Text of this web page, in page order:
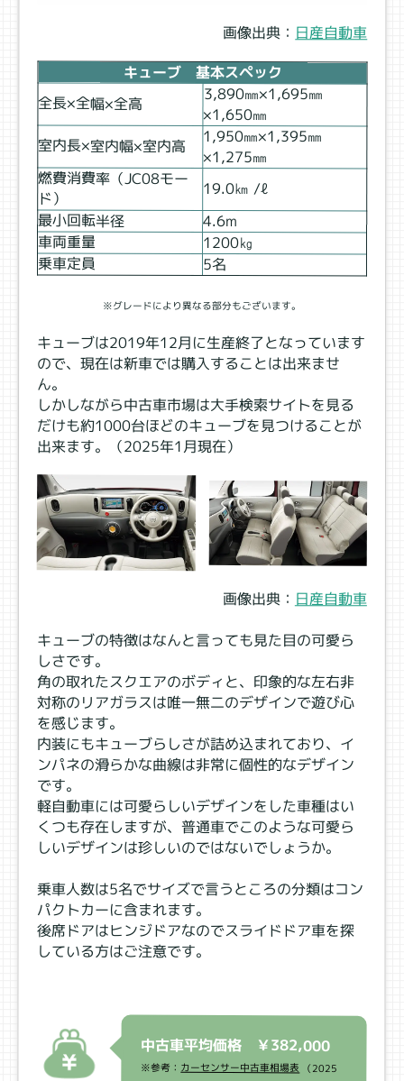
画像出典： 日産自動車
キューブ 基本スペック
全長×全幅×全高 3,890㎜×1,695㎜
×1,650㎜
室内長×室内幅×室内高 1,950㎜×1,395㎜
×1,275㎜
燃費消費率（JC08モー
ド）
19.0㎞ /ℓ
最小回転半径 4.6ⅿ
車両重量 1200㎏
乗車定員 5名
※グレードにより異なる部分もございます。
キューブは2019年12月に生産終了となっています
ので、現在は新車では購入することは出来ませ
ん。
しかしながら中古車市場は大手検索サイトを見る
だけも約1000台ほどのキューブを見つけることが
出来ます。（2025年1月現在）
画像出典： 日産自動車
キューブの特徴はなんと言っても見た目の可愛ら
しさです。
角の取れたスクエアのボディと、印象的な左右非
対称のリアガラスは唯一無二のデザインで遊び心
を感じます。
内装にもキューブらしさが詰め込まれており、イ
ンパネの滑らかな曲線は非常に個性的なデザイン
です。
軽自動車には可愛らしいデザインをした車種はい
くつも存在しますが、普通車でこのような可愛ら
しいデザインは珍しいのではないでしょうか。
乗車人数は5名でサイズで言うところの分類はコン
パクトカーに含まれます。
後席ドアはヒンジドアなのでスライドドア車を探
している方はご注意です。
中古車平均価格 ￥382,000
※参考： カーセンサー中古車相場表 （2025